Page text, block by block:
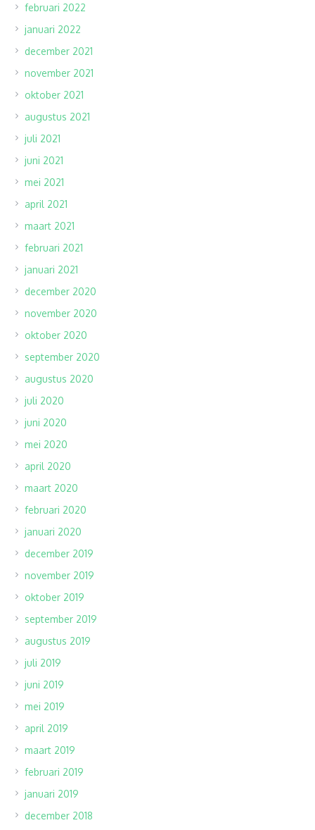
februari 2022
januari 2022
december 2021
november 2021
oktober 2021
augustus 2021
juli 2021
juni 2021
mei 2021
april 2021
maart 2021
februari 2021
januari 2021
december 2020
november 2020
oktober 2020
september 2020
augustus 2020
juli 2020
juni 2020
mei 2020
april 2020
maart 2020
februari 2020
januari 2020
december 2019
november 2019
oktober 2019
september 2019
augustus 2019
juli 2019
juni 2019
mei 2019
april 2019
maart 2019
februari 2019
januari 2019
december 2018